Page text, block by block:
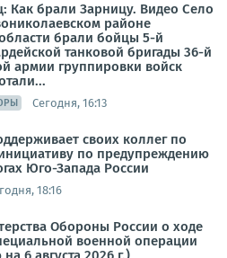
Как брали Зарницу. Видео Село
районе
брали бойцы 5-й
танковой бригады 36-й
армии группировки войск
Сегодня, 16:13
своих коллег по
по предупреждению
Юго-Запада России
18:16
Обороны России о ходе
военной операции